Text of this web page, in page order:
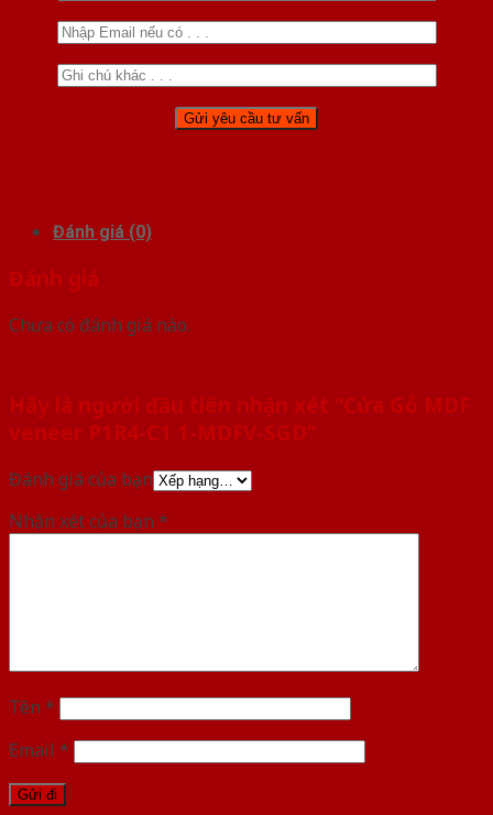
Đánh giá (0)
Đánh giá
Chưa có đánh giá nào.
Hãy là người đầu tiên nhận xét “Cửa Gỗ MDF
veneer P1R4-C1 1-MDFV-SGD”
Đánh giá của bạn
Nhận xét của bạn *
Tên *
Email *